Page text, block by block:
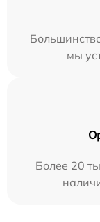
мы
Более 20